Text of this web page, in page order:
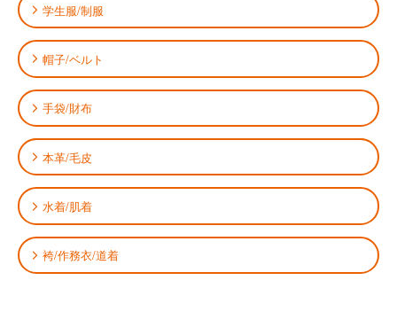
学生服/制服
帽子/ベルト
手袋/財布
本革/毛皮
水着/肌着
袴/作務衣/道着